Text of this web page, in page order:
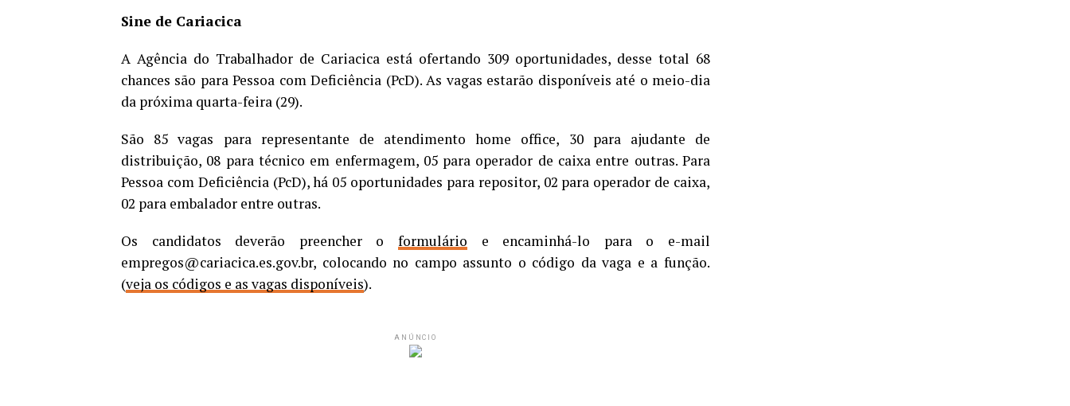
Sine de Cariacica
A Agência do Trabalhador de Cariacica está ofertando 309 oportunidades, desse total 68
chances são para Pessoa com Deficiência (PcD). As vagas estarão disponíveis até o meio-dia
da próxima quarta-feira (29).
São 85 vagas para representante de atendimento home office, 30 para ajudante de
distribuição, 08 para técnico em enfermagem, 05 para operador de caixa entre outras. Para
Pessoa com Deficiência (PcD), há 05 oportunidades para repositor, 02 para operador de caixa,
02 para embalador entre outras.
Os candidatos deverão preencher o formulário e encaminhá-lo para o e-mail
empregos@cariacica.es.gov.br, colocando no campo assunto o código da vaga e a função.
(veja os códigos e as vagas disponíveis).
ANÚNCIO